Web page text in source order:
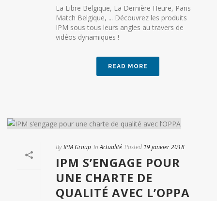
La Libre Belgique, La Dernière Heure, Paris
Match Belgique, ... Découvrez les produits
IPM sous tous leurs angles au travers de
vidéos dynamiques !
READ MORE
ByIPM Group In Actualité Posted 19 janvier 2018
IPM S’ENGAGE POUR
UNE CHARTE DE
QUALITÉ AVEC L’OPPA